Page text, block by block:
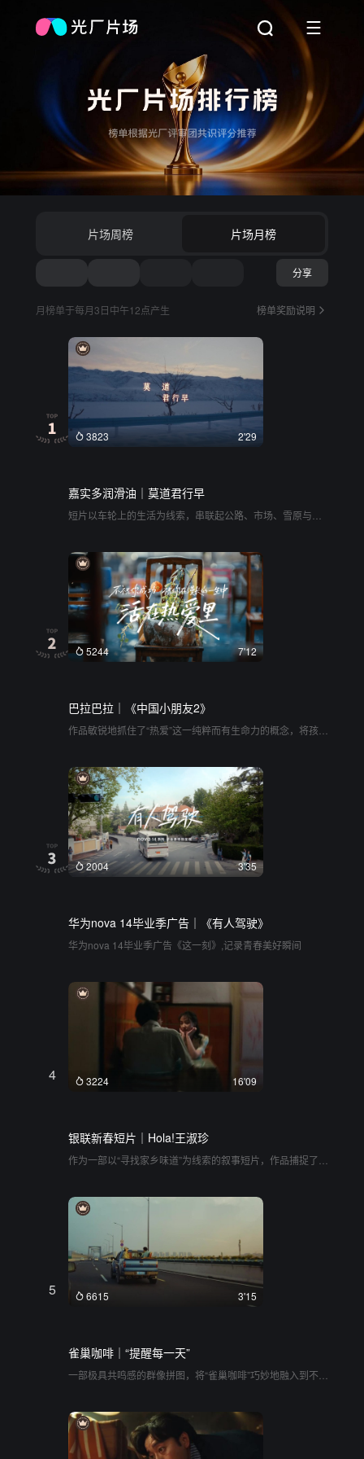
片场周榜 片场月榜
分享
月榜单于每月3日中午12点产生 榜单奖励说明
3823 2'29
嘉实多润滑油｜莫道君行早
短片以车轮上的生活为线索，串联起公路、市场、雪原与城
活化的场景，勾勒出一种为了“小日子”和“小梦想”而奔波的韧
性。没有刻意拔高的宣言，只有车厢里做饭的烟火气、挂在
货箱旁的篮球，以及旅途中的片刻陪伴。整体气质质朴且温
情，将品牌所倡导的守护与启程，自然地融进了每一个平凡
而热烈的清晨
5244 7'12
巴拉巴拉｜《中国小朋友2》
作品敏锐地抓住了“热爱”这一纯粹而有生命力的概念，将孩童
切片的记录——从昆虫观察到琵琶弹奏，从街舞、武术到悠
悠球、网球——将观者带入一种充满力量且温柔的共鸣中。
全片的节奏从微观的静谧到宏观的热血，画面气质始终保持
着明亮、温情与向上的质感。旁白娓娓道来，没有说教与定
义，而是用极具温度的语言，将每一个孩子身上那股“不认输”
的劲儿和“风吹不灭”的火，转化为一种跨越年龄的抚慰。观众
能在这些鲜活的场景中，感受到时间流逝的宽容，也能深切
体会到“拥有热爱的人，是最自由的人”这一核心立意。整部作
2004 3'35
华为nova 14毕业季广告｜《有人驾驶》
华为nova 14毕业季广告《这一刻》,记录青春美好瞬间
4 3224 16'09
银联新春短片｜Hola!王淑珍
作为一部以“寻找家乡味道”为线索的叙事短片，作品捕捉了跨
碌与如今的异国寻访之间交织，将家庭的记忆具象化为一道
道承载情感的菜肴。短片的气质温情而细腻，通过祖孙之间
跨越时空的对话，展现出无论走多远，最让人安心的依然是
那一口熟悉的“家的味道”。这种状态自然而克制地将观众代入
一场关于爱与记忆的旅行，让人在烟火气中感受到血脉相连
的温度
5 6615 3'15
雀巢咖啡｜“提醒每一天”
一部极具共鸣感的群像拼图，将“雀巢咖啡”巧妙地融入到不同
品以一种温润而充满力量的语调，串联起无数个闪光的日常
瞬间。没有刻意说教，而是用极其丰富的生活细节和跨越时
空的转场，讲述了“提醒每一天”的品牌理念。它把观众带入一